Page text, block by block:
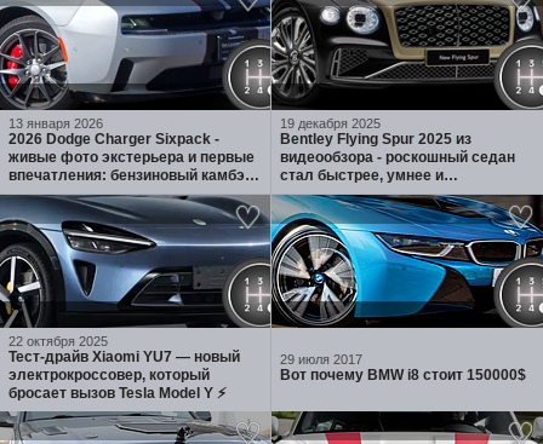
13 января 2026
2026 Dodge Charger Sixpack -
живые фото экстерьера и первые
впечатления: бензиновый камбэк,
агрессивный widebody и 3.0 Twin-
Turbo
19 декабря 2025
Bentley Flying Spur 2025 из
видеообзора - роскошный седан
стал быстрее, умнее и
технологичнее
22 октября 2025
Тест-драйв Xiaomi YU7 — новый
электрокроссовер, который
бросает вызов Tesla Model Y ⚡
29 июля 2017
Вот почему BMW i8 стоит 150000$